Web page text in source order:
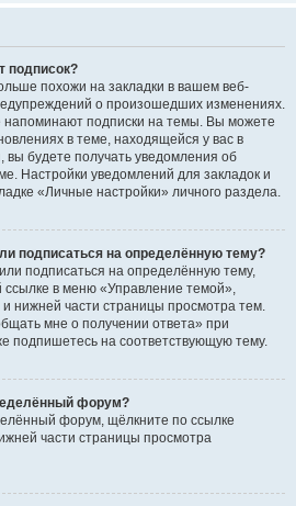
подписок?
похожи на закладки в вашем веб-
о произошедших изменениях.
напоминают подписки на темы. Вы можете
в теме, находящейся у вас в
вы будете получать уведомления об
Настройки уведомлений для закладок и
«Личные настройки» личного раздела.
подписаться на определённую тему?
подписаться на определённую тему,
ссылке в меню «Управление темой»,
и нижней части страницы просмотра тем.
мне о получении ответа» при
подпишетесь на соответствующую тему.
форум?
форум, щёлкните по ссылке
части страницы просмотра